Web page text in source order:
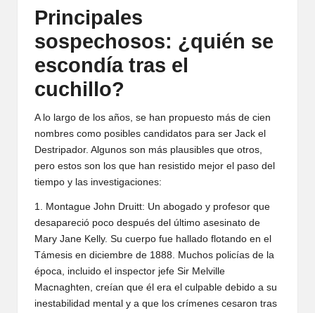
Principales
sospechosos: ¿quién se
escondía tras el
cuchillo?
A lo largo de los años, se han propuesto más de cien
nombres como posibles candidatos para ser Jack el
Destripador. Algunos son más plausibles que otros,
pero estos son los que han resistido mejor el paso del
tiempo y las investigaciones:
1. Montague John Druitt: Un abogado y profesor que
desapareció poco después del último asesinato de
Mary Jane Kelly. Su cuerpo fue hallado flotando en el
Támesis en diciembre de 1888. Muchos policías de la
época, incluido el inspector jefe Sir Melville
Macnaghten, creían que él era el culpable debido a su
inestabilidad mental y a que los crímenes cesaron tras